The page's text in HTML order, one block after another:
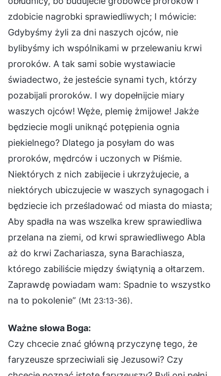
zdobicie nagrobki sprawiedliwych; I mówicie:
Gdybyśmy żyli za dni naszych ojców, nie
bylibyśmy ich wspólnikami w przelewaniu krwi
proroków. A tak sami sobie wystawiacie
świadectwo, że jesteście synami tych, którzy
pozabijali proroków. I wy dopełnijcie miary
waszych ojców! Węże, plemię żmijowe! Jakże
będziecie mogli uniknąć potępienia ognia
piekielnego? Dlatego ja posyłam do was
proroków, mędrców i uczonych w Piśmie.
Niektórych z nich zabijecie i ukrzyżujecie, a
niektórych ubiczujecie w waszych synagogach i
będziecie ich prześladować od miasta do miasta;
Aby spadła na was wszelka krew sprawiedliwa
przelana na ziemi, od krwi sprawiedliwego Abla
aż do krwi Zachariasza, syna Barachiasza,
którego zabiliście między świątynią a ołtarzem.
Zaprawdę powiadam wam: Spadnie to wszystko
na to pokolenie” (Mt 23:13-36).
Ważne słowa Boga:
Czy chcecie znać główną przyczynę tego, że
faryzeusze sprzeciwiali się Jezusowi? Czy